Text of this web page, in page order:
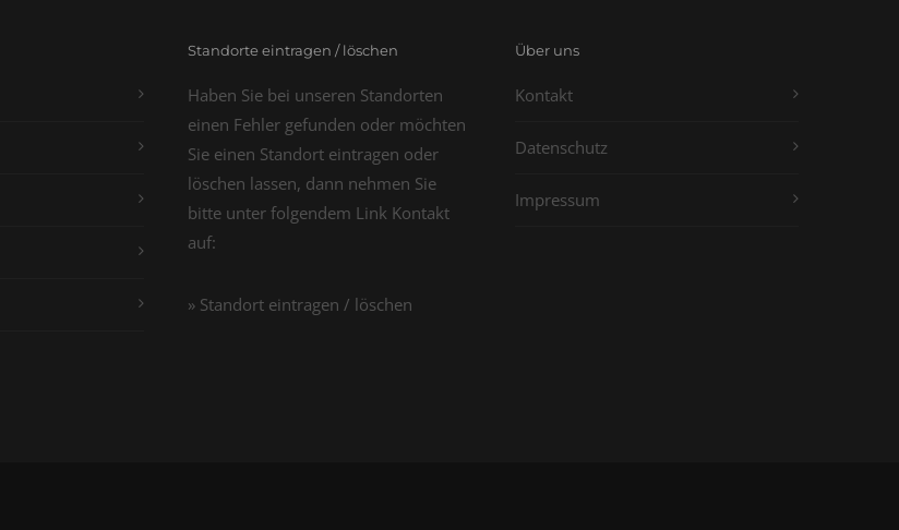
Standorte eintragen / löschen
Haben Sie bei unseren Standorten
einen Fehler gefunden oder möchten
Sie einen Standort eintragen oder
löschen lassen, dann nehmen Sie
bitte unter folgendem Link Kontakt
auf:
» Standort eintragen / löschen
Über uns
Kontakt
Datenschutz
Impressum